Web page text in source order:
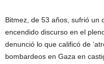
Bitmez, de 53 años, sufrió un
encendido discurso en el
denunció lo que calificó de
bombardeos en Gaza en